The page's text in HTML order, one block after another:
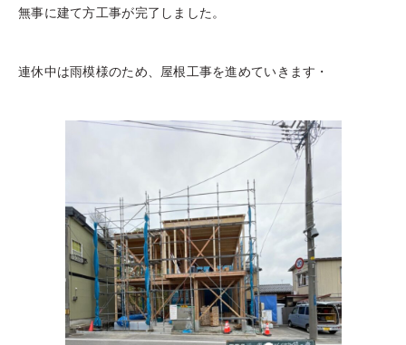
無事に建て方工事が完了しました。
連休中は雨模様のため、屋根工事を進めていきます・